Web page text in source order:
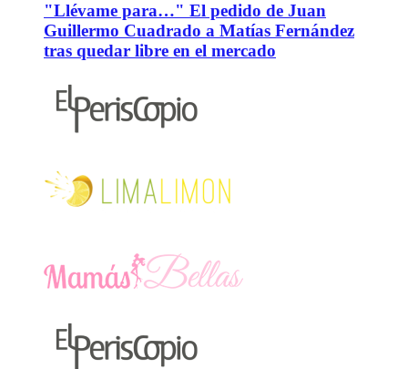
"Llévame para…" El pedido de Juan
Guillermo Cuadrado a Matías Fernández
tras quedar libre en el mercado